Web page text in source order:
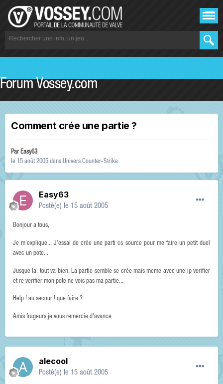
Forum Vossey.com
Comment crée une partie ?
ParEasy63
le 15 août 2005 dans Univers Counter-Strike
Easy63
Posté(e) le 15 août 2005
Bonjour a tous,
Je m'explique... J'essai de crée une parti cs source pour me faire un petit duel
avec un pote...
Jusque la, tout va bien. La partie semble se crée mais meme avec une ip verifier
et re verifier mon pote ne vois pas ma partie...
Help ! au secour ! que faire ?
Amis frageurs je vous remercie d'avance
alecool
Posté(e) le 15 août 2005